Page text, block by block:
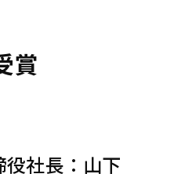
賞
社長：山下